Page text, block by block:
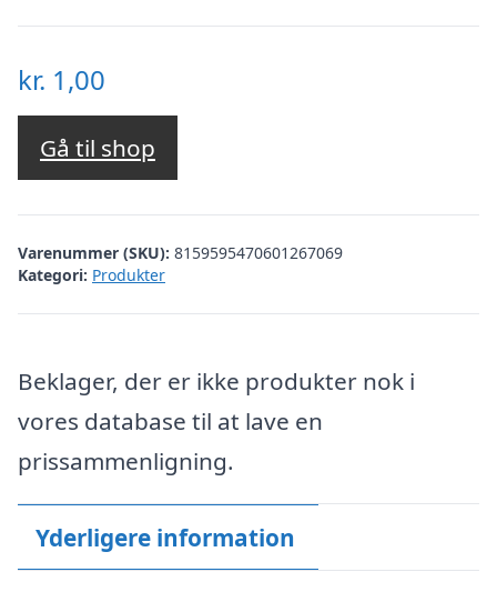
kr. 1,00
Gå til shop
Varenummer (SKU): 8159595470601267069
Kategori: Produkter
Beklager, der er ikke produkter nok i
vores database til at lave en
prissammenligning.
Yderligere information